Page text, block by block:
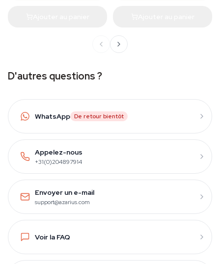
D'autres questions ?
WhatsApp De retour bientôt
Appelez-nous
+31(0)204897914
Envoyer un e-mail
support@azarius.com
Voir la FAQ